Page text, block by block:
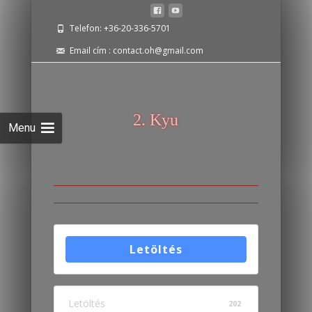
Telefon: +36-20-336-5701
Email cím : contact.oh@gmail.com
2. Kyu
Letöltés
Letöltés 202